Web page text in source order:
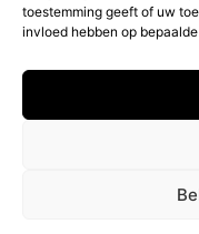
toestemming geeft of uw
invloed hebben op
Facebook
Instagram
Nederlands
Français
conditions